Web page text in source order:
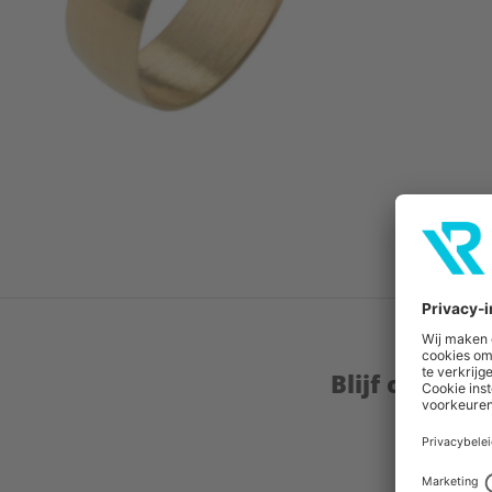
Blijf op de